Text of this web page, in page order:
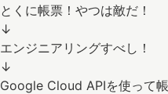
とくに帳票！やつは敵だ！
↓
エンジニアリングすべし！
↓
Google Cloud APIを使って